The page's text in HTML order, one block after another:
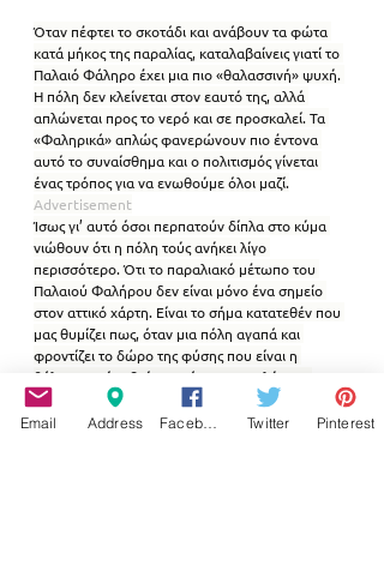
Όταν πέφτει το σκοτάδι και ανάβουν τα φώτα
κατά μήκος της παραλίας, καταλαβαίνεις γιατί το
Παλαιό Φάληρο έχει μια πιο «θαλασσινή» ψυχή.
Η πόλη δεν κλείνεται στον εαυτό της, αλλά
απλώνεται προς το νερό και σε προσκαλεί. Τα
«Φαληρικά» απλώς φανερώνουν πιο έντονα
αυτό το συναίσθημα και ο πολιτισμός γίνεται
ένας τρόπος για να ενωθούμε όλοι μαζί.
Advertisement
Ίσως γι’ αυτό όσοι περπατούν δίπλα στο κύμα
νιώθουν ότι η πόλη τούς ανήκει λίγο
περισσότερο. Ότι το παραλιακό μέτωπο του
Παλαιού Φαλήρου δεν είναι μόνο ένα σημείο
στον αττικό χάρτη. Είναι το σήμα κατατεθέν που
μας θυμίζει πως, όταν μια πόλη αγαπά και
φροντίζει το δώρο της φύσης που είναι η
θάλασσα, τότε βρίσκει πάντα τον καλύτερο
εαυτό της.
Email Address Twitter Pinterest